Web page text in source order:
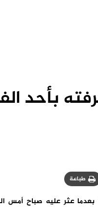
بأحد
طباعة
بعدما عثر عليه صباح أمس